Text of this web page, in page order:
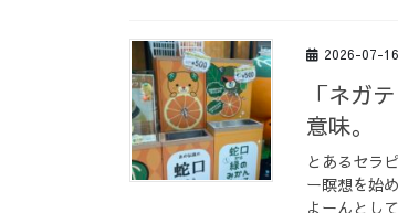
2026-07-16
「ネガ
意味。
とあるセラ
ー瞑想を始
よーんとし